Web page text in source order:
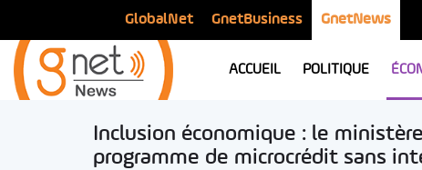
GlobalNet GnetBusiness GnetNews
ACCUEIL POLITIQUE
Inclusion économique : le
programme de microcrédit sans